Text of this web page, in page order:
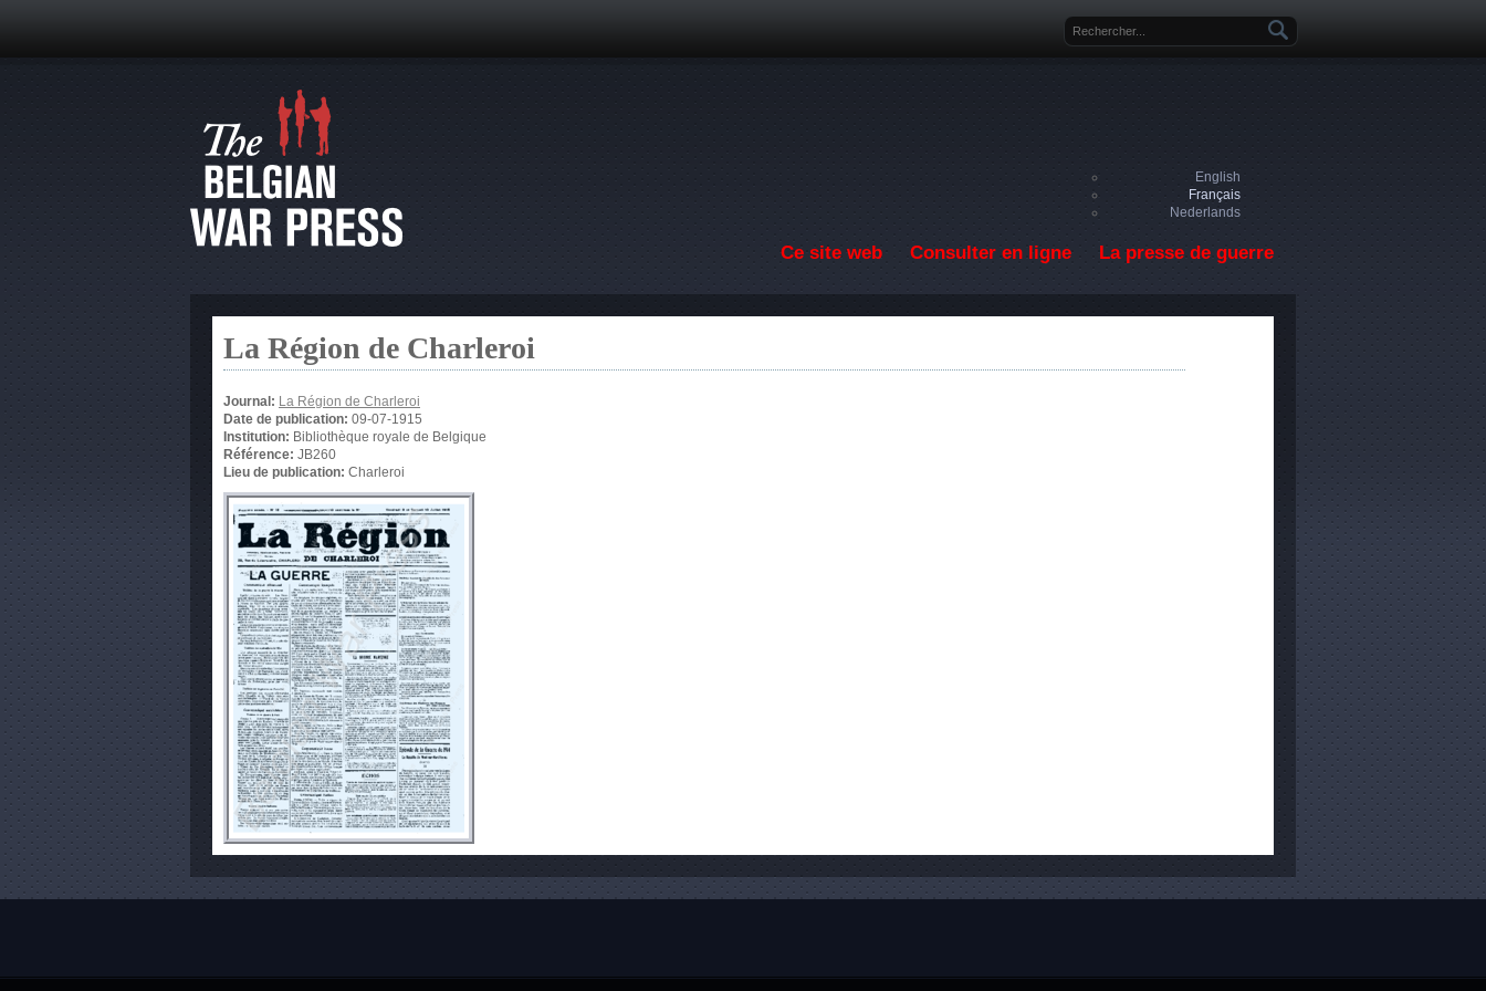
Formulaire de recherche
English
Français
Nederlands
Ce site web Consulter en ligne La presse de guerre
La Région de Charleroi
Journal: La Région de Charleroi
Date de publication: 09-07-1915
Institution: Bibliothèque royale de Belgique
Référence: JB260
Lieu de publication: Charleroi